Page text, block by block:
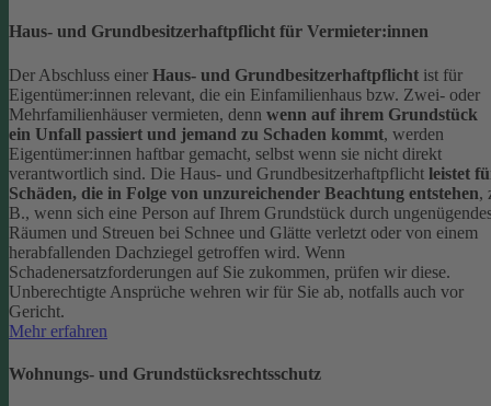
Haus- und Grundbesitzerhaftpflicht für Vermieter:innen
Der Abschluss einer Haus- und Grundbesitzerhaftpflicht ist für
Eigentümer:innen relevant, die ein Einfamilienhaus bzw. Zwei- oder
Mehrfamilienhäuser vermieten, denn wenn auf ihrem Grundstück
ein Unfall passiert und jemand zu Schaden kommt, werden
Eigentümer:innen haftbar gemacht, selbst wenn sie nicht direkt
verantwortlich sind. Die Haus- und Grundbesitzerhaftpflicht leistet
Schäden, die in Folge von unzureichender Beachtung entstehen,
B., wenn sich eine Person auf Ihrem Grundstück durch
Räumen und Streuen bei Schnee und Glätte verletzt oder von einem
herabfallenden Dachziegel getroffen wird. Wenn
Schadenersatzforderungen auf Sie zukommen, prüfen wir diese.
Unberechtigte Ansprüche wehren wir für Sie ab, notfalls auch vor
Gericht.
Mehr erfahren
Wohnungs- und Grundstücksrechtsschutz